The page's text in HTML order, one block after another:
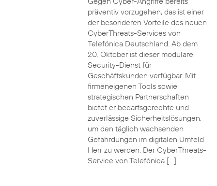
präventiv vorzugehen, das ist einer
der besonderen Vorteile des neuen
CyberThreats-Services von
Telefónica Deutschland. Ab dem
20. Oktober ist dieser modulare
Security-Dienst für
Geschäftskunden verfügbar. Mit
firmeneigenen Tools sowie
strategischen Partnerschaften
bietet er bedarfsgerechte und
zuverlässige Sicherheitslösungen,
um den täglich wachsenden
Gefährdungen im digitalen Umfeld
Herr zu werden. Der CyberThreats-
Service von Telefónica […]